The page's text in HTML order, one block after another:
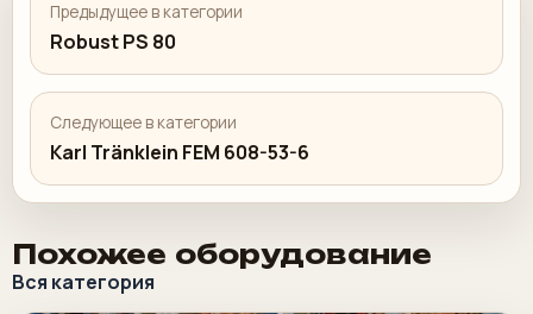
Предыдущее в категории
Robust PS 80
Следующее в категории
Karl Tränklein FEM 608-53-6
Похожее оборудование
Вся категория